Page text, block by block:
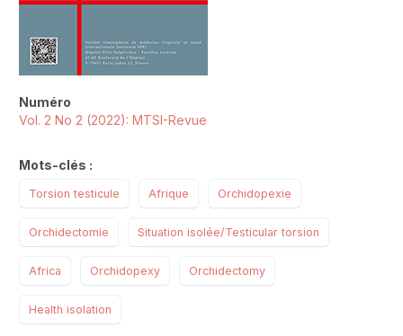
Numéro
Vol. 2 No 2 (2022): MTSI-Revue
Mots-clés :
Torsion testicule Afrique Orchidopexie
Orchidectomie Situation isolée/Testicular torsion
Africa Orchidopexy Orchidectomy
Health isolation